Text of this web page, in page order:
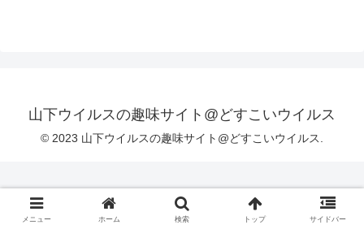
山下ウイルスの趣味サイト@どすこいウイルス
© 2023 山下ウイルスの趣味サイト@どすこいウイルス.
メニュー ホーム 検索 トップ サイドバー